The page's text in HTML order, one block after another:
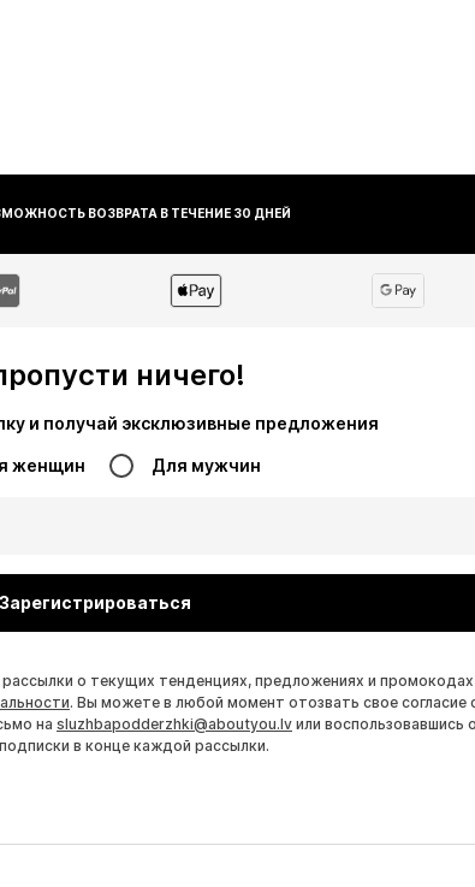
ВОЗВРАТА В ТЕЧЕНИЕ 30 ДНЕЙ
ничего!
и получай эксклюзивные предложения
женщин Для мужчин
Зарегистрироваться
о текущих тенденциях, предложениях и промокодах
. Вы можете в любой момент отозвать свое согласие
на sluzhbapodderzhki@aboutyou.lv или воспользовавшись
в конце каждой рассылки.